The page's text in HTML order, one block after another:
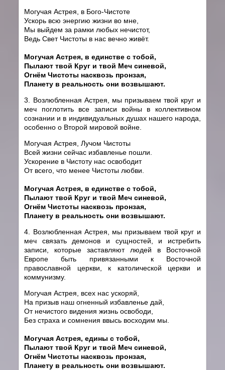
Могучая Астрея, в Бого-Чистоте
Ускорь всю энергию жизни во мне,
Мы выйдем за рамки любых нечистот,
Ведь Свет Чистоты в нас вечно живёт.
Могучая Астрея, в единстве с тобой,
Пылают твой Круг и твой Меч синевой,
Огнём Чистоты насквозь пронзая,
Планету в реальность они возвышают.
3. Возлюбленная Астрея, мы призываем твой круг и
меч поглотить все записи войны в коллективном
сознании и в индивидуальных душах нашего народа,
особенно о Второй мировой войне.
Могучая Астрея, Лучом Чистоты
Всей жизни сейчас избавленье пошли.
Ускорение в Чистоту нас освободит
От всего, что менее Чистоты любви.
Могучая Астрея, в единстве с тобой,
Пылают твой Круг и твой Меч синевой,
Огнём Чистоты насквозь пронзая,
Планету в реальность они возвышают.
4. Возлюбленная Астрея, мы призываем твой круг и
меч связать демонов и сущностей, и истребить
записи, которые заставляют людей в Восточной
Европе быть привязанными к Восточной
православной церкви, к католической церкви и
коммунизму.
Могучая Астрея, всех нас ускоряй,
На призыв наш огненный избавленье дай,
От нечистого видения жизнь освободи,
Без страха и сомнения ввысь восходим мы.
Могучая Астрея, едины с тобой,
Пылают твой Круг и твой Меч синевой,
Огнём Чистоты насквозь пронзая,
Планету в реальность они возвышают.